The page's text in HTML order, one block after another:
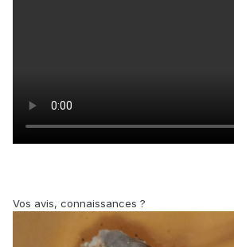
Vos avis, connaissances ?